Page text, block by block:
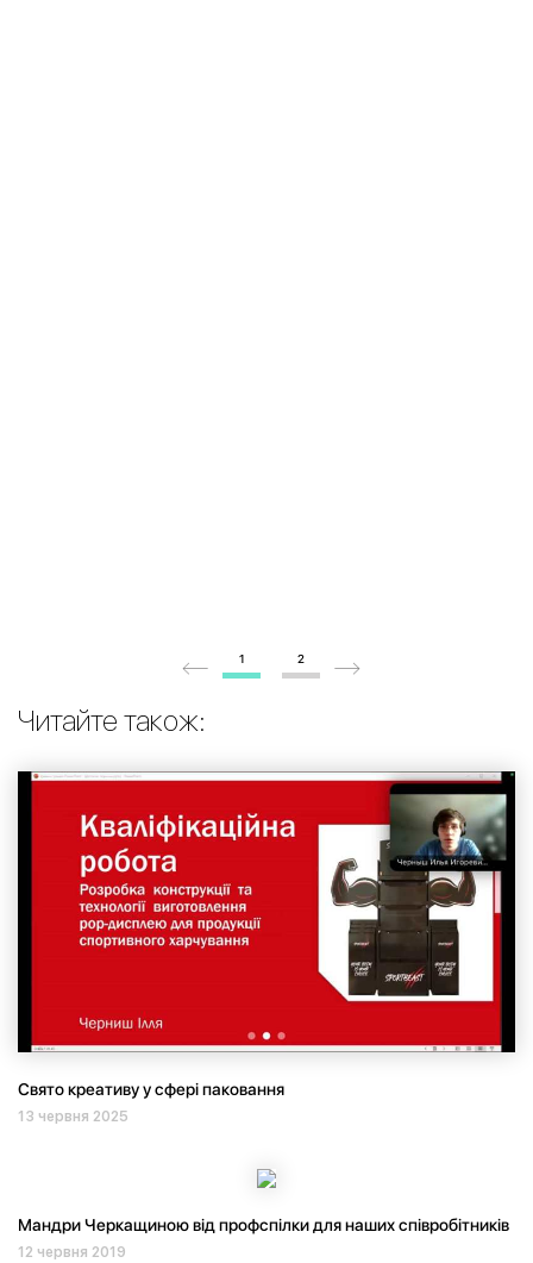
1 2
Читайте також:
Свято креативу у сфері паковання
13 червня 2025
Мандри Черкащиною від профспілки для наших співробітників
12 червня 2019